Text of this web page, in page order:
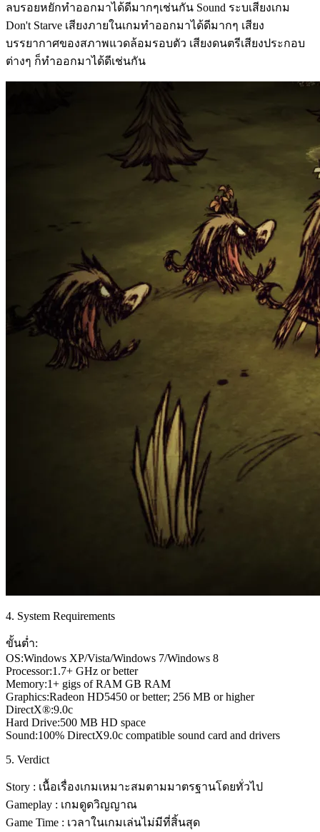
ลบรอยหยักทำออกมาได้ดีมากๆเช่นกัน Sound ระบเสียงเกม
Don't Starve เสียงภายในเกมทำออกมาได้ดีมากๆ เสียง
บรรยากาศของสภาพแวดล้อมรอบตัว เสียงดนตรีเสียงประกอบ
ต่างๆ ก็ทำออกมาได้ดีเช่นกัน
4. System Requirements
ขั้นต่ำ:
OS:Windows XP/Vista/Windows 7/Windows 8
Processor:1.7+ GHz or better
Memory:1+ gigs of RAM GB RAM
Graphics:Radeon HD5450 or better; 256 MB or higher
DirectX®:9.0c
Hard Drive:500 MB HD space
Sound:100% DirectX9.0c compatible sound card and drivers
5. Verdict
Story : เนื้อเรื่องเกมเหมาะสมตามมาตรฐานโดยทั่วไป
Gameplay : เกมดูดวิญญาณ
Game Time : เวลาในเกมเล่นไม่มีที่สิ้นสุด